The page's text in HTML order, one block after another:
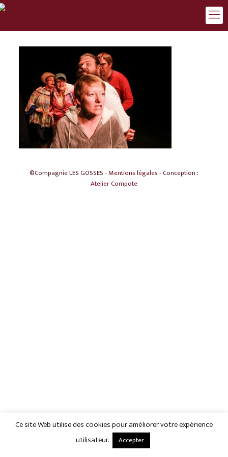
©Compagnie LES GOSSES -Mentions légales- Conception :
Atelier Compöte
Ce site Web utilise des cookies pour améliorer votre expérience
utilisateur.
Accepter